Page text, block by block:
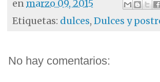
enmarzo 09, 2015
Etiquetas: dulces, Dulces y
No hay comentarios: